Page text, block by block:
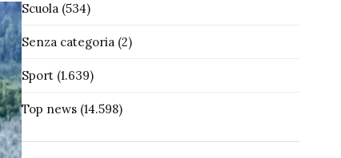
Scuola(534)
Senza categoria(2)
Sport(1.639)
Top news(14.598)